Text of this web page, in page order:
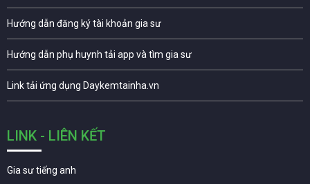
Hướng dẫn đăng ký tài khoản gia sư
Hướng dẫn phụ huynh tải app và tìm gia sư
Link tải ứng dụng Daykemtainha.vn
LINK - LIÊN KẾT
Gia sư tiếng anh